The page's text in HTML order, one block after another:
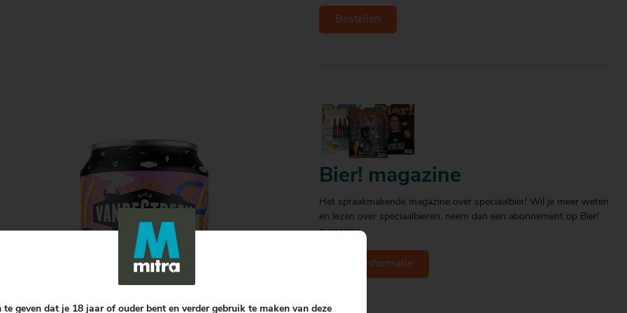
Bestellen
Bier! magazine
Het spraakmakende magazine over speciaalbier! Wil je meer weten
en lezen over speciaalbieren, neem dan een abonnement op Bier!
magazine.
Meer informatie
te geven dat je 18 jaar of ouder bent en verder gebruik te maken van deze